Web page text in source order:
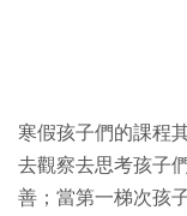
寒假孩子們的課程
去觀察去思考孩子
善；當第一梯次孩